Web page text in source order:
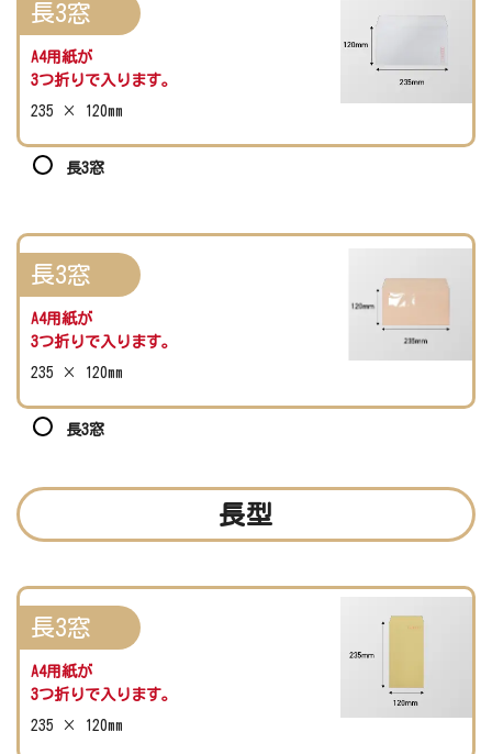
長3窓
A4用紙が
3つ折りで入ります。
235 × 120mm
長3窓
長3窓
A4用紙が
3つ折りで入ります。
235 × 120mm
長3窓
長型
長3窓
A4用紙が
3つ折りで入ります。
235 × 120mm